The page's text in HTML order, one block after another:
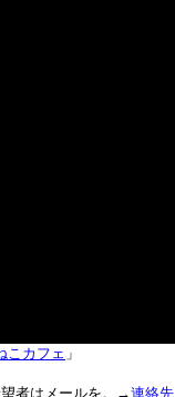
こカフェ 」
者はメールを。→連絡先